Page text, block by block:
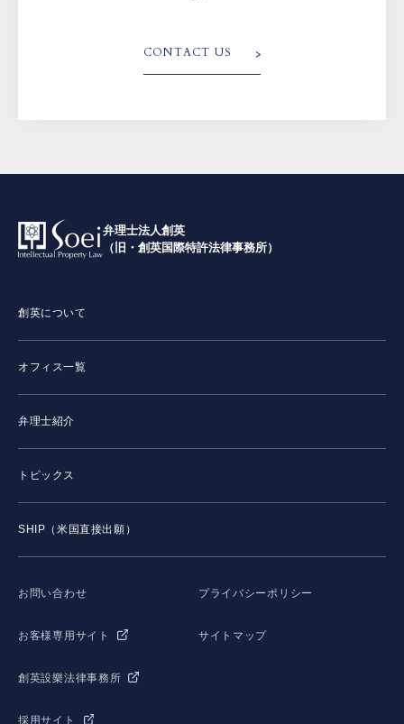
CONTACT US
弁理士法人創英
（旧・創英国際特許法律事務所）
創英について
オフィス一覧
弁理士紹介
トピックス
SHIP（米国直接出願）
お問い合わせ
お客様専用サイト
創英設樂法律事務所
採用サイト
プライバシーポリシー
サイトマップ